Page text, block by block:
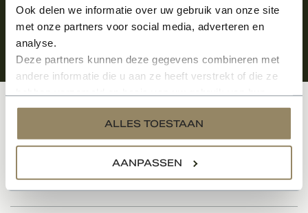
Ook delen we informatie over uw gebruik van onze site
met onze partners voor social media, adverteren en
analyse.
Deze partners kunnen deze gegevens combineren met
andere informatie die u aan ze heeft verstrekt of die ze
services.
ALLES TOESTAAN
AANPASSEN
Klantenservice
Categorieën